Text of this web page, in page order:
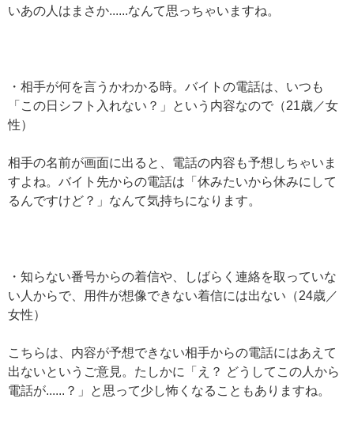
いあの人はまさか......なんて思っちゃいますね。
・相手が何を言うかわかる時。バイトの電話は、いつも
「この日シフト入れない？」という内容なので（21歳／女
性）
相手の名前が画面に出ると、電話の内容も予想しちゃいま
すよね。バイト先からの電話は「休みたいから休みにして
るんですけど？」なんて気持ちになります。
・知らない番号からの着信や、しばらく連絡を取っていな
い人からで、用件が想像できない着信には出ない（24歳／
女性）
こちらは、内容が予想できない相手からの電話にはあえて
出ないというご意見。たしかに「え？ どうしてこの人から
電話が......？」と思って少し怖くなることもありますね。